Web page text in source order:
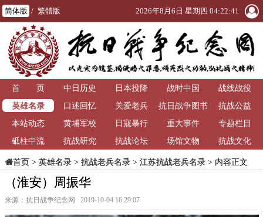
简体版 / 繁體版 2026年8月6日 星期四 04:22:42
首 页 中日历史 日本投降 战时中国
战线战役
英雄名录
口述回忆 关爱老兵
抗日战争图书
馆
抗战公益
本站动态
黄埔军校 日寇暴行 重大事件
专题栏目
砥柱中流
抗战研究 抗战论坛 场馆文物 抗战文化
首页> 英雄名录> 抗战老兵名录> 江苏抗战老兵名录> 内容正文
（淮安）周振华
来源：抗日战争纪念网 2019-10-04 16:29:07